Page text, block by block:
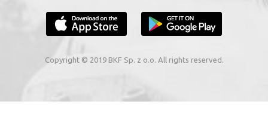
Copyright © 2019 BKF Sp. z o.o. All rights reserved.